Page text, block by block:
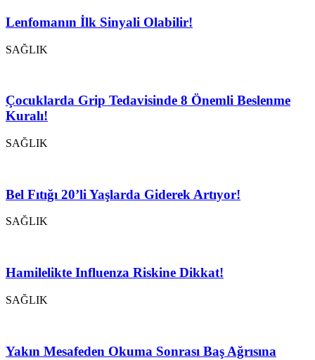
Lenfomanın İlk Sinyali Olabilir!
SAĞLIK
Çocuklarda Grip Tedavisinde 8 Önemli Beslenme
Kuralı!
SAĞLIK
Bel Fıtığı 20’li Yaşlarda Giderek Artıyor!
SAĞLIK
Hamilelikte Influenza Riskine Dikkat!
SAĞLIK
Yakın Mesafeden Okuma Sonrası Baş Ağrısına